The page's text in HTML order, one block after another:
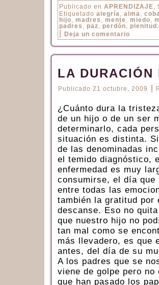
Publicado en APRENDIZAJE,
Etiquetado alegría, alma,
hijo, madres , mente, miedo,
padres , paz, perdón, plenitud
Deja un comentario
LA DURACIÓN
Publicado 21 octubre, 2009
¿Cuánto dura la
de un hijo o de un ser
determinarlo, cada
situación es distinta.
de las denominadas
el temido diagnóstico,
enfermedad es muy
consumirse, el día
entre todas las
también la gratitud por
descanse. Eso no
que nuestro hijo no
tan mal como se
más llevadero, es que
antes, del día de su
A los padres que se
viene de golpe pero
que han pasado los